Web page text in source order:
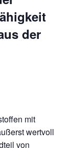
der
mit
wertvoll
von